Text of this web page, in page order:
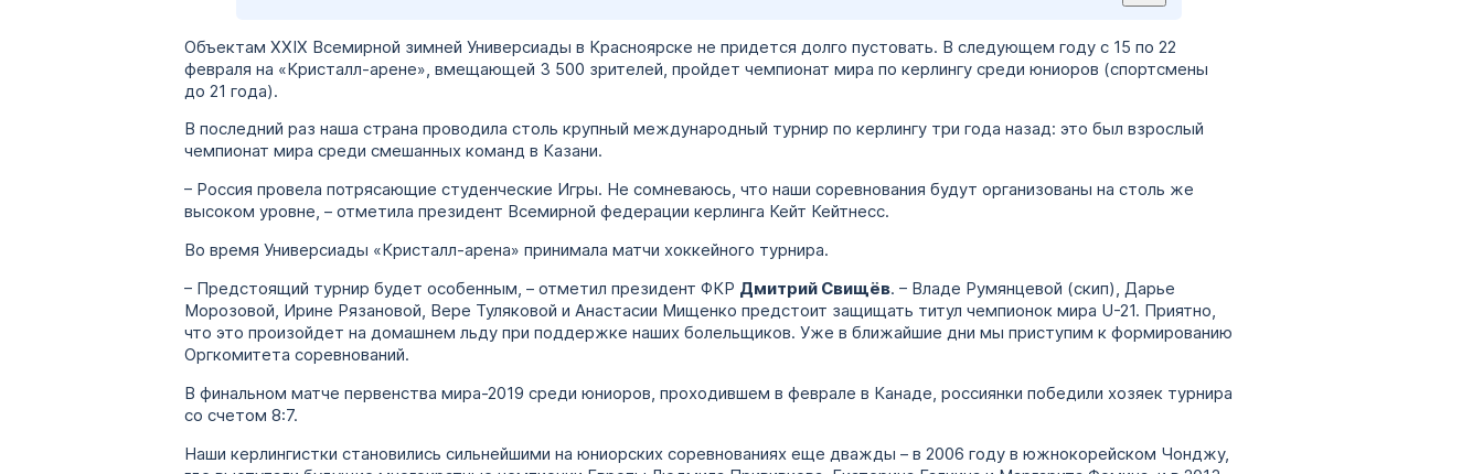
Объектам XXIX Всемирной зимней Универсиады в Красноярске не придется долго пустовать. В следующем году с 15 по 22
февраля на «Кристалл-арене», вмещающей 3 500 зрителей, пройдет чемпионат мира по керлингу среди юниоров (спортсмены
до 21 года).
В последний раз наша страна проводила столь крупный международный турнир по керлингу три года назад: это был взрослый
чемпионат мира среди смешанных команд в Казани.
– Россия провела потрясающие студенческие Игры. Не сомневаюсь, что наши соревнования будут организованы на столь же
высоком уровне, – отметила президент Всемирной федерации керлинга Кейт Кейтнесс.
Во время Универсиады «Кристалл-арена» принимала матчи хоккейного турнира.
– Предстоящий турнир будет особенным, – отметил президент ФКР Дмитрий Свищёв. – Владе Румянцевой (скип), Дарье
Морозовой, Ирине Рязановой, Вере Туляковой и Анастасии Мищенко предстоит защищать титул чемпионок мира U-21. Приятно,
что это произойдет на домашнем льду при поддержке наших болельщиков. Уже в ближайшие дни мы приступим к формированию
Оргкомитета соревнований.
В финальном матче первенства мира-2019 среди юниоров, проходившем в феврале в Канаде, россиянки победили хозяек турнира
со счетом 8:7.
Наши керлингистки становились сильнейшими на юниорских соревнованиях еще дважды – в 2006 году в южнокорейском Чонджу,